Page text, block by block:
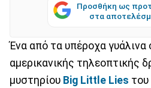
Προσθήκη ως
στα
Ένα από τα υπέροχα γυάλινα
αμερικανικής τηλεοπτικής
μυστηρίου Big Little Lies